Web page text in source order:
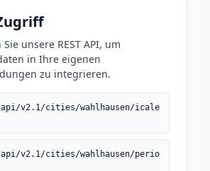
unsere REST API, um
in Ihre eigenen
zu integrieren.
api/v2.1/cities/wahlhausen/icale
api/v2.1/cities/wahlhausen/perio